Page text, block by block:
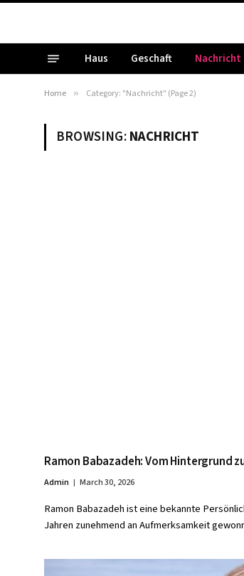
Haus Geschaft Nachricht
Home » Category: "Nachricht" (Page 2)
BROWSING:NACHRICHT
Ramon Babazadeh: Vom Hintergrund
Admin March 30, 2026
Ramon Babazadeh ist eine bekannte
Jahren zunehmend an Aufmerksamkeit